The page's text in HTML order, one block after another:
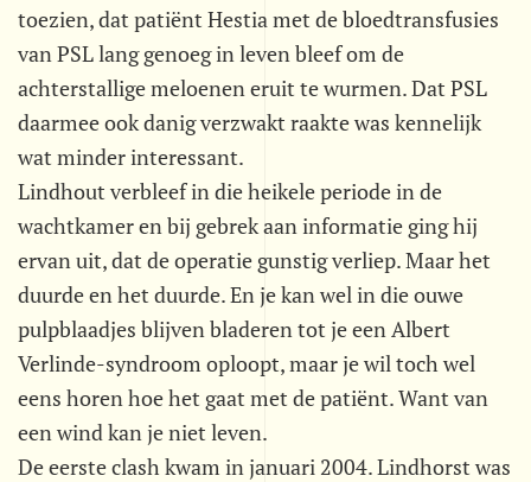
toezien, dat patiënt Hestia met de bloedtransfusies
van PSL lang genoeg in leven bleef om de
achterstallige meloenen eruit te wurmen. Dat PSL
daarmee ook danig verzwakt raakte was kennelijk
wat minder interessant.
Lindhout verbleef in die heikele periode in de
wachtkamer en bij gebrek aan informatie ging hij
ervan uit, dat de operatie gunstig verliep. Maar het
duurde en het duurde. En je kan wel in die ouwe
pulpblaadjes blijven bladeren tot je een Albert
Verlinde-syndroom oploopt, maar je wil toch wel
eens horen hoe het gaat met de patiënt. Want van
een wind kan je niet leven.
De eerste clash kwam in januari 2004. Lindhorst was